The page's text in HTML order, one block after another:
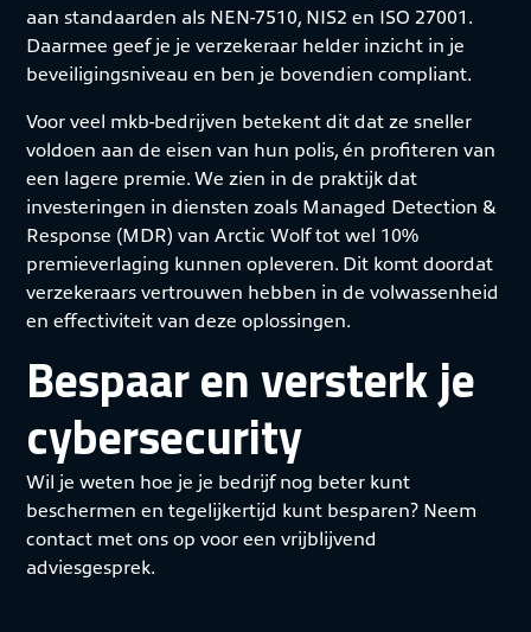
aan standaarden als NEN-7510, NIS2 en ISO 27001.
Daarmee geef je je verzekeraar helder inzicht in je
beveiligingsniveau en ben je bovendien compliant.
Voor veel mkb-bedrijven betekent dit dat ze sneller
voldoen aan de eisen van hun polis, én profiteren van
een lagere premie. We zien in de praktijk dat
investeringen in diensten zoals Managed Detection &
Response (MDR) van Arctic Wolf tot wel 10%
premieverlaging kunnen opleveren. Dit komt doordat
verzekeraars vertrouwen hebben in de volwassenheid
en effectiviteit van deze oplossingen.
Bespaar en versterk je
cybersecurity
Wil je weten hoe je je bedrijf nog beter kunt
beschermen en tegelijkertijd kunt besparen? Neem
contact met ons op voor een vrijblijvend
adviesgesprek.